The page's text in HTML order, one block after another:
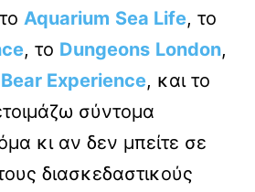
Aquarium Sea Life, το
, το Dungeons London,
Experience, και το
σύντομα
κι αν δεν μπείτε σε
διασκεδαστικούς